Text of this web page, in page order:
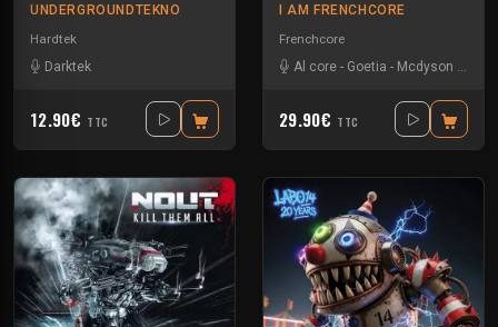
UNDERGROUNDTEKNO
Hardtek
Darktek
12.90€ TTC
I AM FRENCHCORE
Frenchcore
Al core - Goetia - Mcdyson
29.90€ TTC